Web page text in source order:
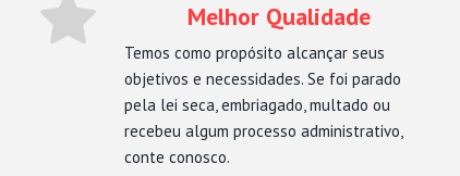
Melhor Qualidade
Temos como propósito alcançar seus
objetivos e necessidades. Se foi parado
pela lei seca, embriagado, multado ou
recebeu algum processo administrativo,
conte conosco.